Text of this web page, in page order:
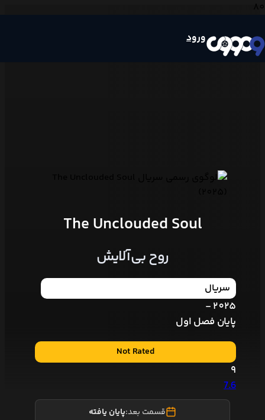
ورود
The Unclouded Soul
روح بی‌آلایش
سریال
2025 -
پایان فصل اول
Not Rated
9
7.6
قسمت بعد:پایان یافته